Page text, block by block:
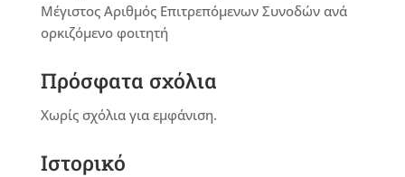
Μέγιστος Αριθμός Επιτρεπόμενων Συνοδών ανά
ορκιζόμενο φοιτητή
Πρόσφατα σχόλια
Χωρίς σχόλια για εμφάνιση.
Ιστορικό